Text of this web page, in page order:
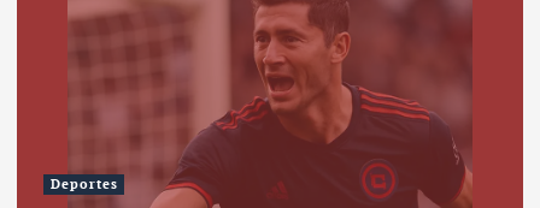
Deportes